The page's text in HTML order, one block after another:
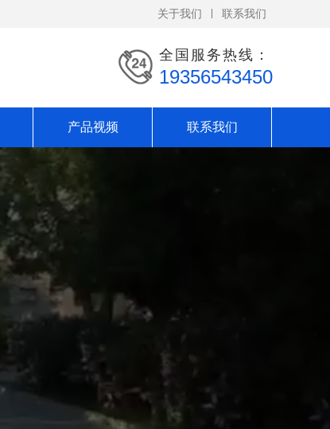
关于我们 联系我们
全国服务热线：
19356543450
产品视频 联系我们